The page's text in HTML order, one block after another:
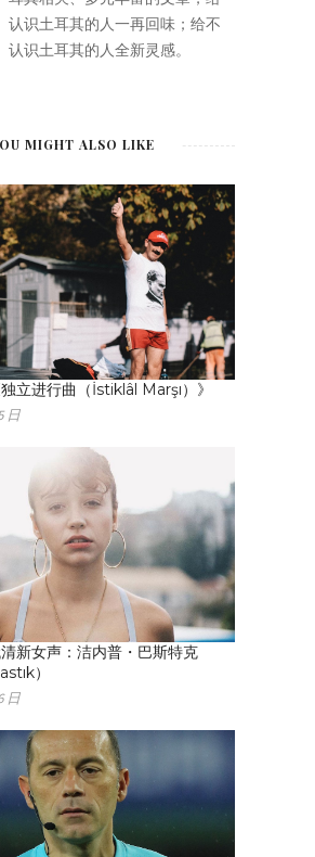
认识土耳其的人一再回味；给不
认识土耳其的人全新灵感。
MIGHT ALSO LIKE
立进行曲（İstiklâl Marşı）》
日
新女声：洁内普・巴斯特克
）
日